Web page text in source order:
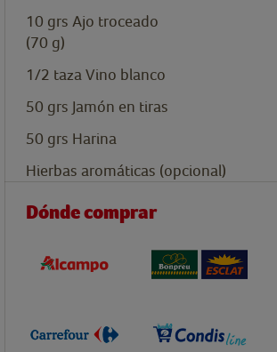
10 grs Ajo troceado
(70 g)
1/2 taza Vino blanco
50 grs Jamón en tiras
50 grs Harina
Hierbas aromáticas (opcional)
Dónde comprar